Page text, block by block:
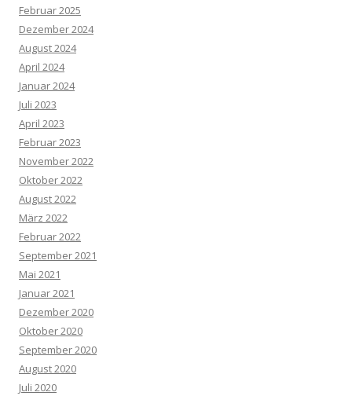
Februar 2025
Dezember 2024
August 2024
April 2024
Januar 2024
Juli 2023
April 2023
Februar 2023
November 2022
Oktober 2022
August 2022
März 2022
Februar 2022
September 2021
Mai 2021
Januar 2021
Dezember 2020
Oktober 2020
September 2020
August 2020
Juli 2020